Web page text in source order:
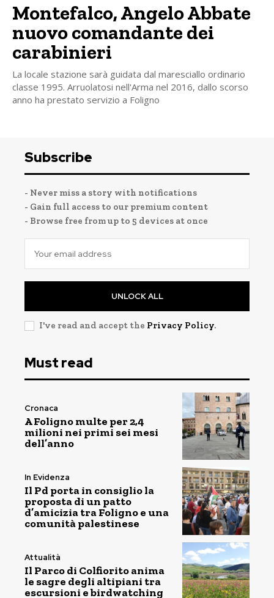
Montefalco, Angelo Abbate
nuovo comandante dei
carabinieri
La locale stazione sarà guidata dal maresciallo ordinario
classe 1995. Arruolatosi nell'Arma nel 2016, dallo scorso
anno ha prestato servizio a Foligno
Subscribe
- Never miss a story with notifications
- Gain full access to our premium content
- Browse free from up to 5 devices at once
UNLOCK ALL
I've read and accept the Privacy Policy.
Must read
Cronaca
A Foligno multe per 2,4
milioni nei primi sei mesi
dell’anno
In Evidenza
Il Pd porta in consiglio la
proposta di un patto
d’amicizia tra Foligno e una
comunità palestinese
Attualità
Il Parco di Colfiorito anima
le sagre degli altipiani tra
escursioni e birdwatching